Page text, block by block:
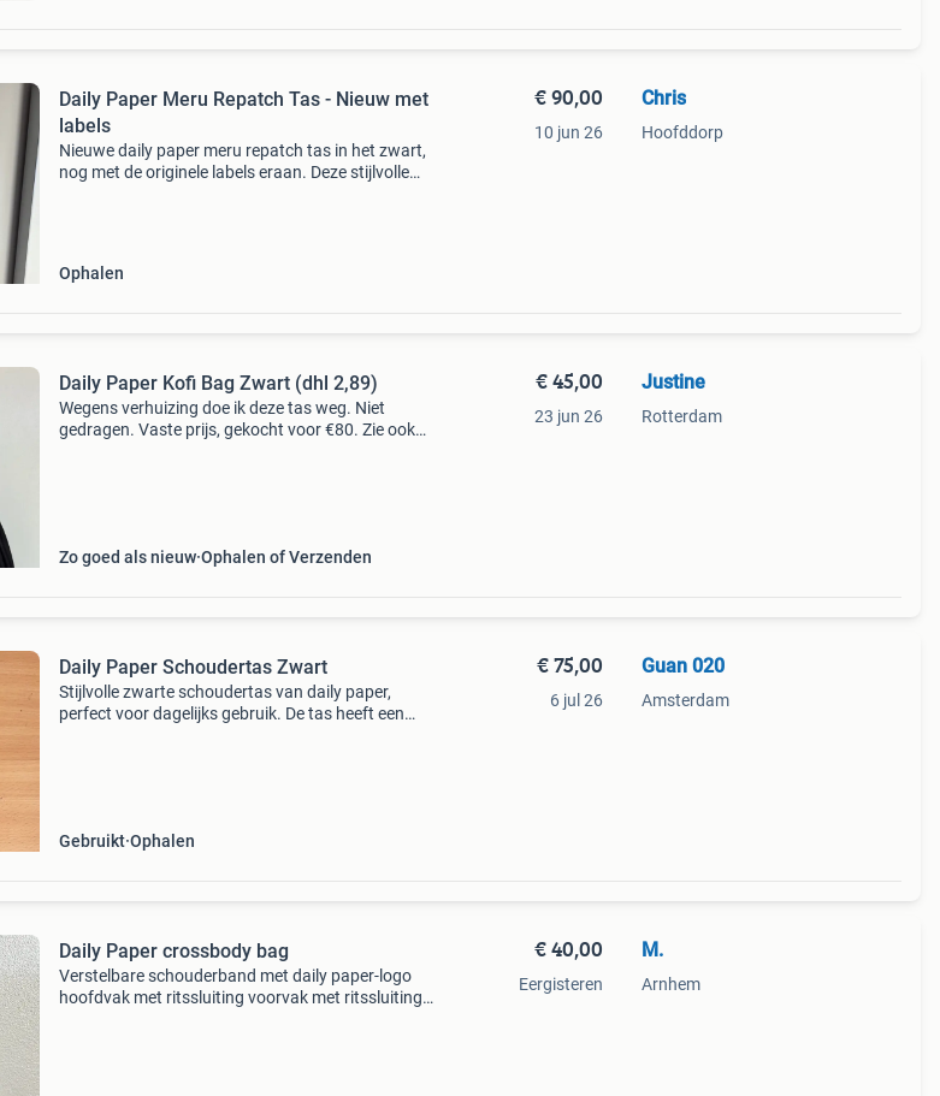
Daily Paper Meru Repatch Tas - Nieuw met
labels
Nieuwe daily paper meru repatch tas in het zwart,
nog met de originele labels eraan. Deze stijlvolle
Ophalen
€ 90,00
10 jun 26
Chris
Hoofddorp
Daily Paper Kofi Bag Zwart (dhl 2,89)
Wegens verhuizing doe ik deze tas weg. Niet
gedragen. Vaste prijs, gekocht voor €80. Zie ook
Zo goed als nieuw Ophalen of Verzenden
€ 45,00
23 jun 26
Justine
Rotterdam
Daily Paper Schoudertas Zwart
Stijlvolle zwarte schoudertas van daily paper,
perfect voor dagelijks gebruik. De tas heeft een
Gebruikt Ophalen
€ 75,00
6 jul 26
Guan 020
Amsterdam
Daily Paper crossbody bag
Verstelbare schouderband met daily paper-logo
hoofdvak met ritssluiting voorvak met ritssluiting
€ 40,00
Eergisteren
M.
Arnhem